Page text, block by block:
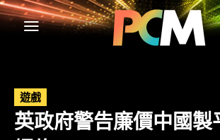
遊戲
英政府警告廉價中國製